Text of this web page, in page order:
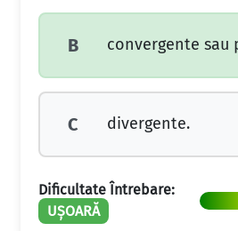
B convergente sau
C divergente.
Dificultate Întrebare:
UȘOARĂ